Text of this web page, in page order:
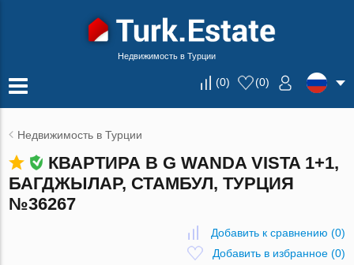
Недвижимость в Турции
(0) (0)
Недвижимость в Турции
КВАРТИРА В G WANDA VISTA 1+1,
БАГДЖЫЛАР, СТАМБУЛ, ТУРЦИЯ
№36267
Добавить к сравнению (0)
Добавить в избранное(0)